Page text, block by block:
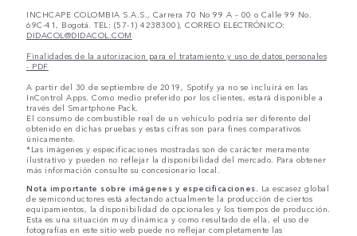
INCHCAPE COLOMBIA S.A.S., Carrera 70 No 99 A – 00 o Calle 99 No.
69C-41, Bogotá. TEL: (57-1) 4238300), CORREO ELECTRÓNICO:
DIDACOL@DIDACOL.COM
Finalidades de la autorizacion para el tratamiento y uso de datos personales
- PDF
A partir del 30 de septiembre de 2019, Spotify ya no se incluirá en las
InControl Apps. Como medio preferido por los clientes, estará disponible a
través del Smartphone Pack.
El consumo de combustible real de un vehículo podría ser diferente del
obtenido en dichas pruebas y estas cifras son para fines comparativos
únicamente.
*Las imágenes y especificaciones mostradas son de carácter meramente
ilustrativo y pueden no reflejar la disponibilidad del mercado. Para obtener
más información consulte su concesionario local.
Nota importante sobre imágenes y especificaciones. La escasez global
de semiconductores está afectando actualmente la producción de ciertos
equipamientos, la disponibilidad de opcionales y los tiempos de producción.
Esta es una situación muy dinámica y como resultado de ella, el uso de
fotografías en este sitio web puede no reflejar completamente las